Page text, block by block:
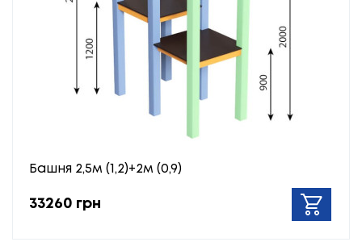
Башня 2,5м (1,2)+2м (0,9)
33260 грн